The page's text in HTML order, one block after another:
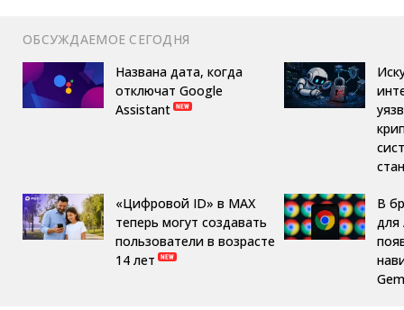
ОБСУЖДАЕМОЕ СЕГОДНЯ
Названа дата, когда
отключат Google
Assistant
«Цифровой ID» в MAX
теперь могут создавать
пользователи в возрасте
14 лет
В
для